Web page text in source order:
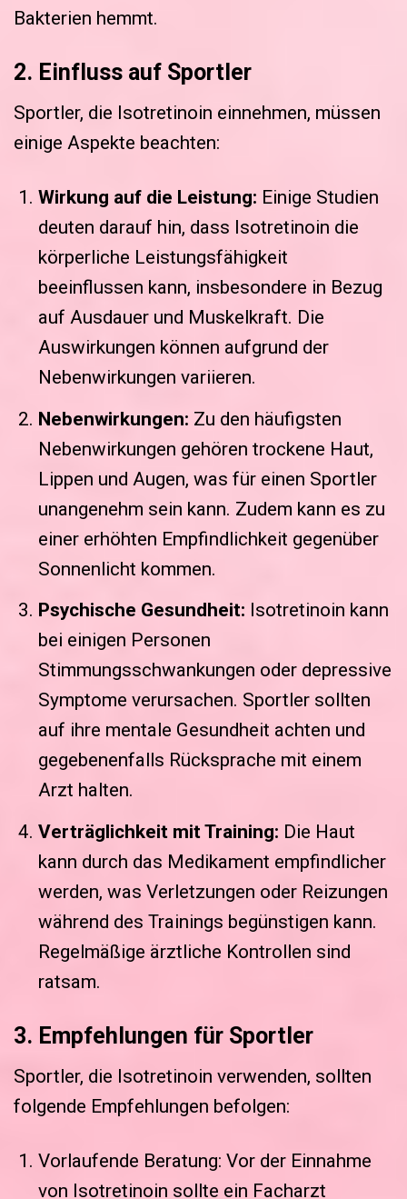
Bakterien hemmt.
2. Einfluss auf Sportler
Sportler, die Isotretinoin einnehmen, müssen
einige Aspekte beachten:
Wirkung auf die Leistung: Einige Studien
deuten darauf hin, dass Isotretinoin die
körperliche Leistungsfähigkeit
beeinflussen kann, insbesondere in Bezug
auf Ausdauer und Muskelkraft. Die
Auswirkungen können aufgrund der
Nebenwirkungen variieren.
Nebenwirkungen: Zu den häufigsten
Nebenwirkungen gehören trockene Haut,
Lippen und Augen, was für einen Sportler
unangenehm sein kann. Zudem kann es zu
einer erhöhten Empfindlichkeit gegenüber
Sonnenlicht kommen.
Psychische Gesundheit: Isotretinoin kann
bei einigen Personen
Stimmungsschwankungen oder depressive
Symptome verursachen. Sportler sollten
auf ihre mentale Gesundheit achten und
gegebenenfalls Rücksprache mit einem
Arzt halten.
Verträglichkeit mit Training: Die Haut
kann durch das Medikament empfindlicher
werden, was Verletzungen oder Reizungen
während des Trainings begünstigen kann.
Regelmäßige ärztliche Kontrollen sind
ratsam.
3. Empfehlungen für Sportler
Sportler, die Isotretinoin verwenden, sollten
folgende Empfehlungen befolgen:
Vorlaufende Beratung: Vor der Einnahme
von Isotretinoin sollte ein Facharzt